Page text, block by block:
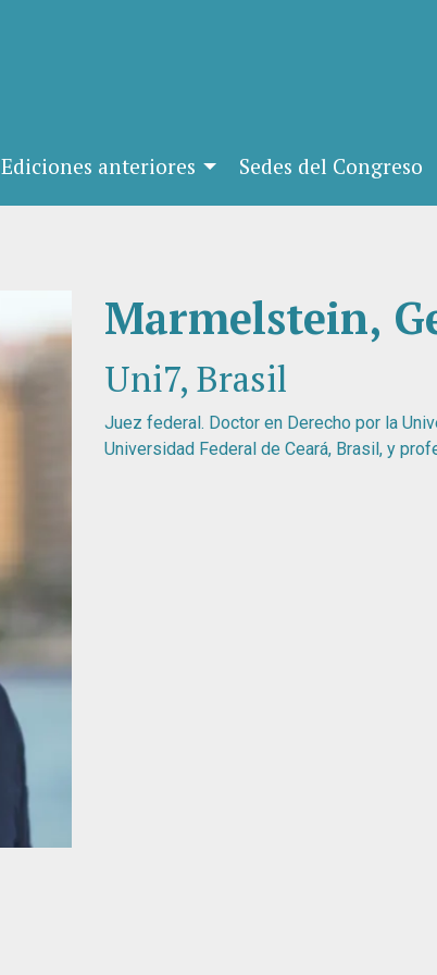
Ediciones anteriores Sedes del Congreso
Marmelstein,
Uni7, Brasil
Juez federal. Doctor en Derecho por la
Universidad Federal de Ceará, Brasil, y